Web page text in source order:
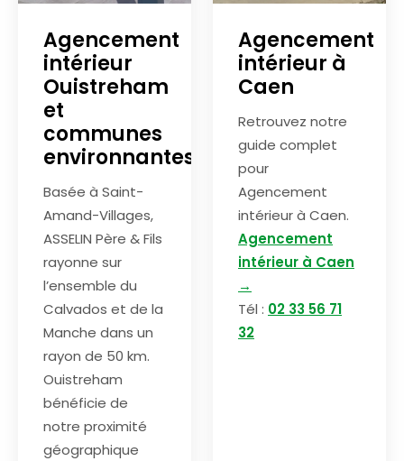
Agencement
intérieur
Ouistreham
et
communes
environnantes
Basée à Saint-
Amand-Villages,
ASSELIN Père & Fils
rayonne sur
l’ensemble du
Calvados et de la
Manche dans un
rayon de 50 km.
Ouistreham
bénéficie de
notre proximité
géographique
Agencement
intérieur à
Caen
Retrouvez notre
guide complet
pour
Agencement
intérieur à Caen.
Agencement
intérieur à Caen
→
Tél : 02 33 56 71
32